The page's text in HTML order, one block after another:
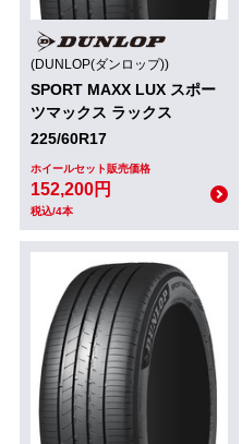
(DUNLOP(ダンロップ))
SPORT MAXX LUX スポー
ツマックス ラックス
225/60R17
ホイールセット販売価格
152,200円
税込/4本